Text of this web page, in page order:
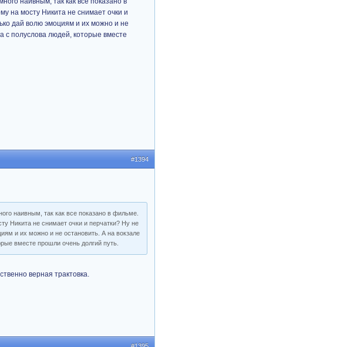
на мосту Никита не снимает очки и
дай волю эмоциям и их можно и не
с полуслова людей, которые вместе
#1394
наивным, так как все показано в фильме.
Никита не снимает очки и перчатки? Ну не
и их можно и не остановить. А на вокзале
вместе прошли очень долгий путь.
верная трактовка.